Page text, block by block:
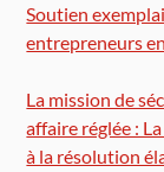
Soutien
entrepreneurs
La mission de
affaire réglée :
à la résolution